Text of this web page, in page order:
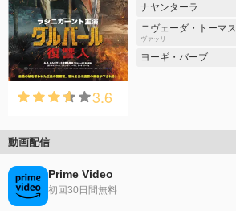
3.6
ナヤンターラ
ニヴェーダ・トーマス
ヴァッリ
ヨーギ・バーブ
動画配信
Prime Video
初回30日間無料